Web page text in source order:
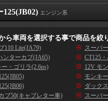
125(JB02) エンジン系
ら車両を選択する事で商品を絞
110 Lite(JA79) スーパ
ンターカブ(JA65)
CT125
・ゴリラ(2.6ps)
12V モ
モンキ
ダック
ブ50(キャブレター車)
スーパ